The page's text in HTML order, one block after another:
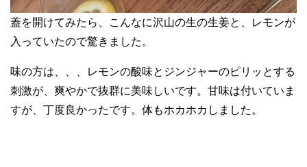
蓋を開けてみたら、こんなに沢山の生の生姜と、レモンが
入っていたので驚きました。
味の方は、、、レモンの酸味とジンジャーのピリッとする
刺激が、爽やかで抜群に美味しいです。甘味は付いていま
すが、丁度良かったです。体もホカホカしました。